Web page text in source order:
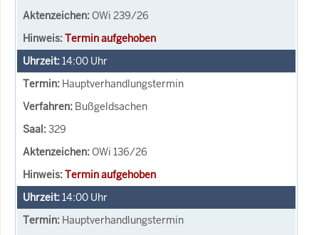
OWi 239/26
Termin aufgehoben
14:00 Uhr
Hauptverhandlungstermin
Bußgeldsachen
329
OWi 136/26
Termin aufgehoben
14:00 Uhr
Hauptverhandlungstermin